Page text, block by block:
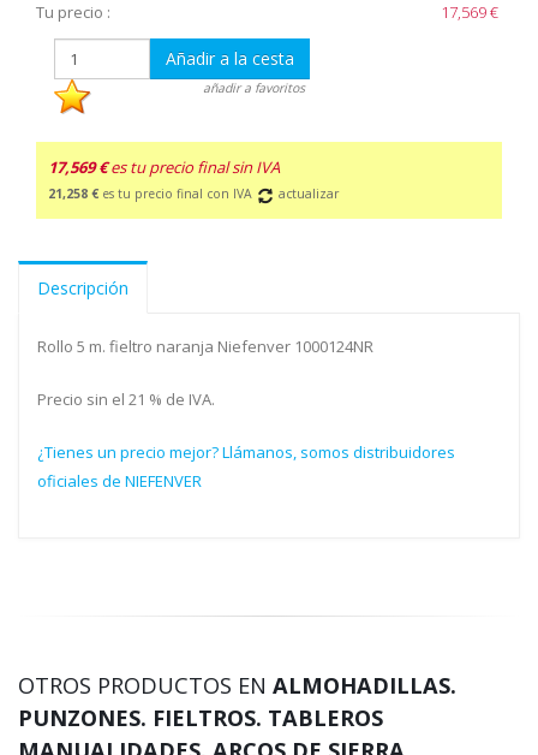
Tu precio : 17,569 €
Añadir a la cesta
añadir a favoritos
17,569 € es tu precio final sin IVA
21,258 € es tu precio final con IVA actualizar
Descripción
Rollo 5 m. fieltro naranja Niefenver 1000124NR
Precio sin el 21 % de IVA.
¿Tienes un precio mejor? Llámanos, somos distribuidores
oficiales de NIEFENVER
OTROS PRODUCTOS EN ALMOHADILLAS.
PUNZONES. FIELTROS. TABLEROS